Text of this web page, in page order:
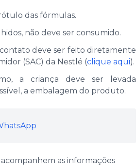
das fórmulas.
não deve ser consumido.
deve ser feito diretamente
(SAC) da Nestlé (clique aqui).
a criança deve ser levada
a embalagem do produto.
as informações